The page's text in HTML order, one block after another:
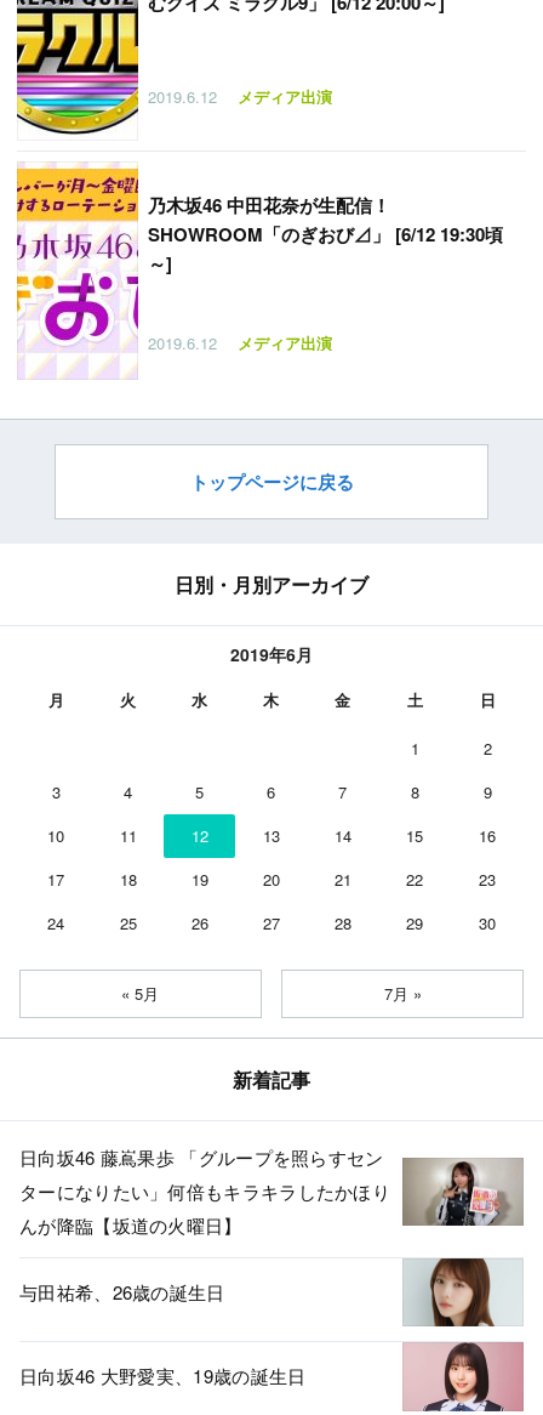
2019.6.12 メディア出演
乃木坂46 中田花奈が生配信！
SHOWROOM「のぎおび⊿」 [6/12 19:30頃
～]
2019.6.12 メディア出演
トップページに戻る
日別・月別アーカイブ
2019年6月
月 火 水 木 金 土 日
1
2
3
4 5 6 7 8
9
10
11 12 13 14 15
16
17
18 19 20 21 22
23
24
25 26 27 28 29 30
« 5月 7月 »
新着記事
日向坂46 藤嶌果歩 「グループを照らすセン
ターになりたい」何倍もキラキラしたかほり
んが降臨【坂道の火曜日】
与田祐希、26歳の誕生日
日向坂46 大野愛実、19歳の誕生日